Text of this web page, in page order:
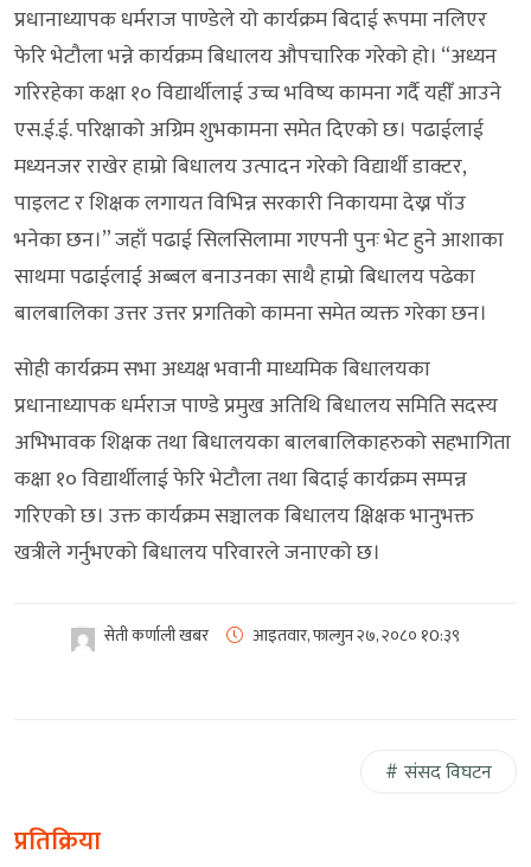
प्रधानाध्यापक धर्मराज पाण्डेले यो कार्यक्रम बिदाई रूपमा नलिएर
फेरि भेटौला भन्ने कार्यक्रम बिधालय औपचारिक गरेको हो। “अध्यन
गरिरहेका कक्षा १० विद्यार्थीलाई उच्च भविष्य कामना गर्दै यहीँ आउने
एस.ई.ई. परिक्षाको अग्रिम शुभकामना समेत दिएको छ। पढाईलाई
मध्यनजर राखेर हाम्रो बिधालय उत्पादन गरेको विद्यार्थी डाक्टर,
पाइलट र शिक्षक लगायत विभिन्न सरकारी निकायमा देख्न पाँउ
भनेका छन।” जहाँ पढाई सिलसिलामा गएपनी पुनः भेट हुने आशाका
साथमा पढाईलाई अब्बल बनाउनका साथै हाम्रो बिधालय पढेका
बालबालिका उत्तर उत्तर प्रगतिको कामना समेत व्यक्त गरेका छन।
सोही कार्यक्रम सभा अध्यक्ष भवानी माध्यमिक बिधालयका
प्रधानाध्यापक धर्मराज पाण्डे प्रमुख अतिथि बिधालय समिति सदस्य
अभिभावक शिक्षक तथा बिधालयका बालबालिकाहरुको सहभागिता
कक्षा १० विद्यार्थीलाई फेरि भेटौला तथा बिदाई कार्यक्रम सम्पन्न
गरिएको छ। उक्त कार्यक्रम सञ्चालक बिधालय क्षिक्षक भानुभक्त
खत्रीले गर्नुभएको बिधालय परिवारले जनाएको छ।
सेती कर्णाली खबर आइतवार, फाल्गुन २७, २०८० १0:३९
संसद विघटन
प्रतिक्रिया